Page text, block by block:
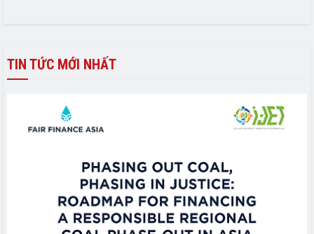
TIN TỨC MỚI NHẤT